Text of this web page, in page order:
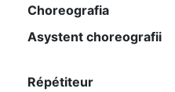
Choreografia
Asystent choreografii
Répétiteur